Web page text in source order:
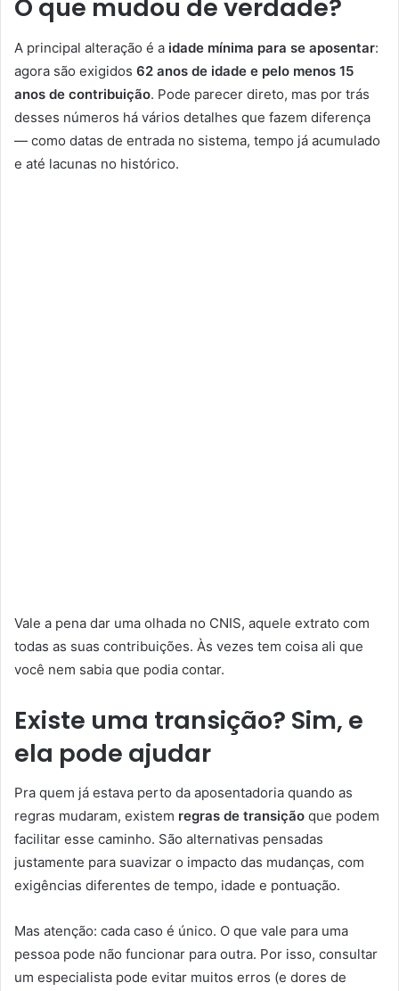
O que mudou de verdade?
A principal alteração é a idade mínima para se aposentar:
agora são exigidos 62 anos de idade e pelo menos 15
anos de contribuição. Pode parecer direto, mas por trás
desses números há vários detalhes que fazem diferença
— como datas de entrada no sistema, tempo já acumulado
e até lacunas no histórico.
Vale a pena dar uma olhada no CNIS, aquele extrato com
todas as suas contribuições. Às vezes tem coisa ali que
você nem sabia que podia contar.
Existe uma transição? Sim, e
ela pode ajudar
Pra quem já estava perto da aposentadoria quando as
regras mudaram, existem regras de transição que podem
facilitar esse caminho. São alternativas pensadas
justamente para suavizar o impacto das mudanças, com
exigências diferentes de tempo, idade e pontuação.
Mas atenção: cada caso é único. O que vale para uma
pessoa pode não funcionar para outra. Por isso, consultar
um especialista pode evitar muitos erros (e dores de